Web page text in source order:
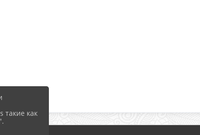
такие как